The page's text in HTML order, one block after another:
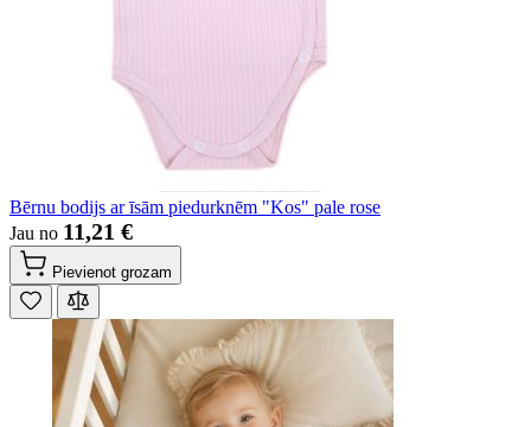
Bērnu bodijs ar īsām piedurknēm "Kos" pale rose
Jau no 11,21 €
Pievienot grozam